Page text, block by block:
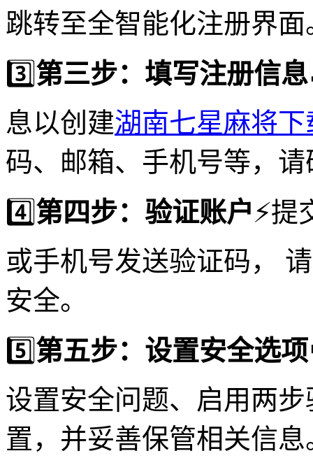
跳转至全智能化注册界面
3️⃣第三步：填写注册信息
息以创建湖南七星麻将下
码、邮箱、手机号等，
4️⃣第四步：验证账户⚡️
或手机号发送验证码，
安全。
5️⃣第五步：设置安全选项
设置安全问题、启用两
置，并妥善保管相关信息